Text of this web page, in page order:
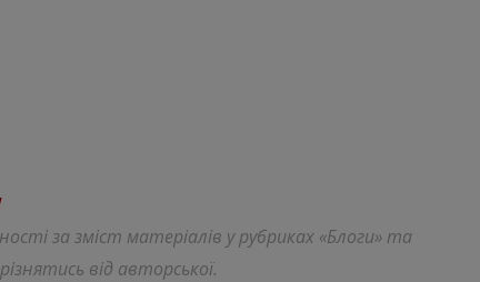
за зміст матеріалів у рубриках «Блоги» та
від авторської.